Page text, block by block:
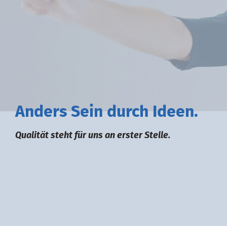
Anders Sein durch deen.
Qualität steht für uns an erster Stelle.